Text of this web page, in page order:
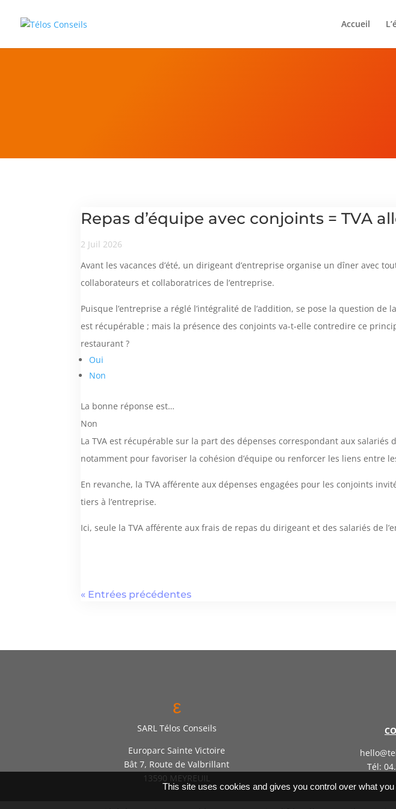
Accueil
Repas d’équipe avec conjoints = TVA
2 Juil 2026
Avant les vacances d’été, un dirigeant d’entreprise organise un dîner avec
collaborateurs et collaboratrices de l’entreprise.
Puisque l’entreprise a réglé l’intégralité de l’addition, se pose la question
est récupérable ; mais la présence des conjoints va-t-elle contredire ce
restaurant ?
Oui
Non
La bonne réponse est…
Non
La TVA est récupérable sur la part des dépenses correspondant aux
notamment pour favoriser la cohésion d’équipe ou renforcer les liens entre
En revanche, la TVA afférente aux dépenses engagées pour les conjoints
tiers à l’entreprise.
Ici, seule la TVA afférente aux frais de repas du dirigeant et des salariés de
« Entrées précédentes
ε
SARL Télos Conseils
Europarc Sainte Victoire
Bât 7, Route de Valbrillant
13590 MEYREUIL
Tél:
This site uses cookies and gives you control over what